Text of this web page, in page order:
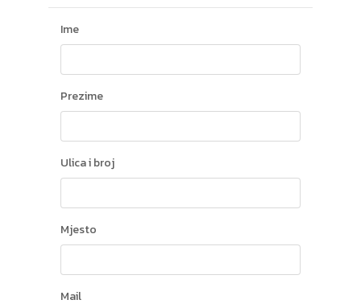
Ime
Prezime
Ulica i broj
Mjesto
Mail